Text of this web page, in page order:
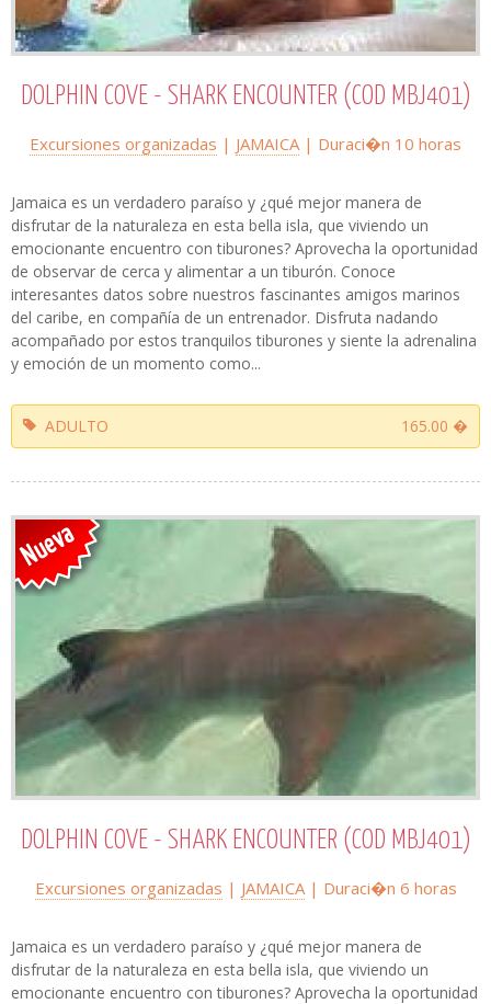
DOLPHIN COVE - SHARK ENCOUNTER (COD MBJ401)
Excursiones organizadas | JAMAICA| Duraci�n 10 horas
Jamaica es un verdadero paraíso y ¿qué mejor manera de
disfrutar de la naturaleza en esta bella isla, que viviendo un
emocionante encuentro con tiburones? Aprovecha la oportunidad
de observar de cerca y alimentar a un tiburón. Conoce
interesantes datos sobre nuestros fascinantes amigos marinos
del caribe, en compañía de un entrenador. Disfruta nadando
acompañado por estos tranquilos tiburones y siente la adrenalina
y emoción de un momento como...
ADULTO 165.00 �
DOLPHIN COVE - SHARK ENCOUNTER (COD MBJ401)
Excursiones organizadas | JAMAICA| Duraci�n 6 horas
Jamaica es un verdadero paraíso y ¿qué mejor manera de
disfrutar de la naturaleza en esta bella isla, que viviendo un
emocionante encuentro con tiburones? Aprovecha la oportunidad